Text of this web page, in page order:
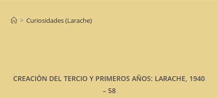
> Curiosidades (Larache)
CREACIÓN DEL TERCIO Y PRIMEROS AÑOS: LARACHE, 1940
– 58